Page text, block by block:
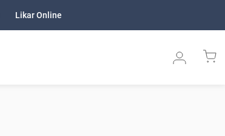
Likar Online